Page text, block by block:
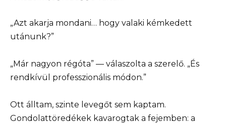
„Azt akarja mondani… hogy valaki kémkedett
utánunk?”
„Már nagyon régóta” — válaszolta a szerelő. „És
rendkívül professzionális módon.”
Ott álltam, szinte levegőt sem kaptam.
Gondolattöredékek kavarogtak a fejemben: a